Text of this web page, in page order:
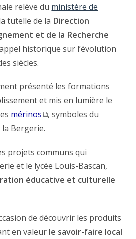
relève du ministère de
tutelle de la Direction
et de la Recherche
historique sur l’évolution
siècles.
présenté les formations
et mis en lumière le
mérinos
, symboles du
Bergerie.
projets communs qui
et le lycée Louis-Bascan,
éducative et culturelle
de découvrir les produits
en valeur le savoir-faire local